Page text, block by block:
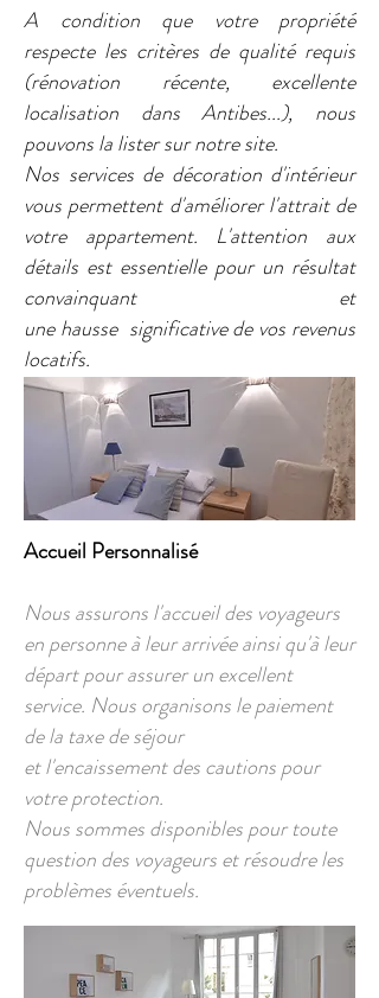
A condition que votre propriété
respecte les critères de qualité requis
(rénovation récente, excellente
localisation dans Antibes...), nous
pouvons la lister sur notre site.
Nos services de décoration d'intérieur
vous permettent d'améliorer l'attrait de
votre appartement. L'attention aux
détails est essentielle pour un résultat
convainquant et
une hausse significative de vos revenus
locatifs.
Accueil Personnalisé
Nous assurons l'accueil des voyageurs
en personne à leur arrivée ainsi qu'à leur
départ pour assurer un excellent
service. Nous organisons le paiement
de la taxe de séjour
et l'encaissement des cautions pour
votre protection.
Nous sommes disponibles pour toute
question des voyageurs et résoudre les
problèmes éventuels.